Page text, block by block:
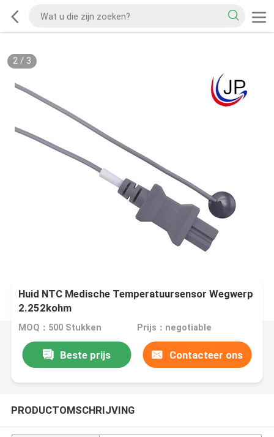
2/ 3
Huid NTC Medische Temperatuursensor Wegwerp
2.252kohm
MOQ：500 Stukken Prijs：negotiable
Beste prijs Contacteer ons
PRODUCTOMSCHRIJVING